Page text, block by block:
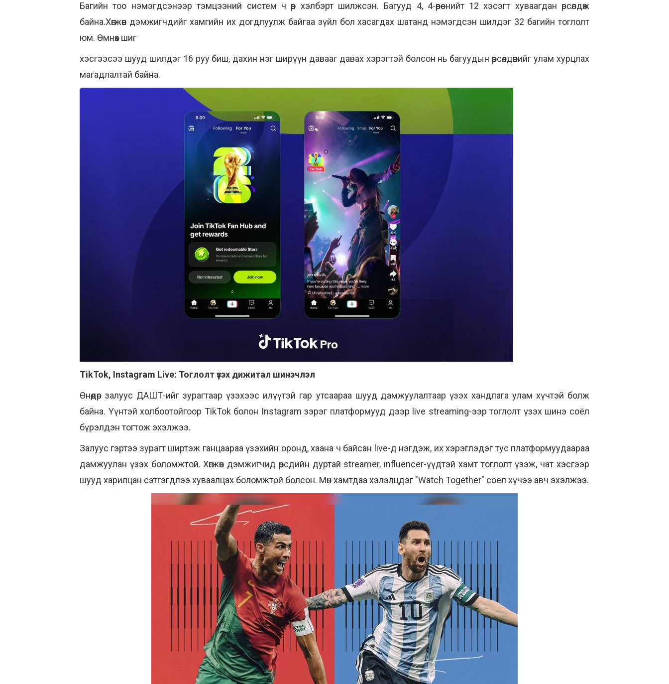
Багийн тоо нэмэгдсэнээр тэмцээний систем ч өөр хэлбэрт шилжсэн. Багууд 4, 4-өөрөө нийт 12 хэсэгт хуваагдан өрсөлдөж
байна.Хөгжөөн дэмжигчдийг хамгийн их догдлуулж байгаа зүйл бол хасагдах шатанд нэмэгдсэн шилдэг 32 багийн тоглолт
юм. Өмнөх шиг
хэсгээсээ шууд шилдэг 16 руу биш, дахин нэг ширүүн давааг давах хэрэгтэй болсон нь багуудын өрсөлдөөнийг улам хурцлах
магадлалтай байна.
TikTok, Instagram Live: Тоглолт үзэх дижитал шинэчлэл
Өнөөдөр залуус ДАШТ-ийг зурагтаар үзэхээс илүүтэй гар утсаараа шууд дамжуулалтаар үзэх хандлага улам хүчтэй болж
байна. Үүнтэй холбоотойгоор TikTok болон Instagram зэрэг платформууд дээр live streaming-ээр тоглолт үзэх шинэ соёл
бүрэлдэн тогтож эхэлжээ.
Залуус гэртээ зурагт ширтэж ганцаараа үзэхийн оронд, хаана ч байсан live-д нэгдэж, их хэрэглэдэг тус платформуудаараа
дамжуулан үзэх боломжтой. Хөгжөөн дэмжигчид өөрсдийн дуртай streamer, influencer-үүдтэй хамт тоглолт үзэж, чат хэсгээр
шууд харилцан сэтгэгдлээ хуваалцах боломжтой болсон. Мөн хамтдаа хэлэлцдэг "Watch Together" соёл хүчээ авч эхэлжээ.